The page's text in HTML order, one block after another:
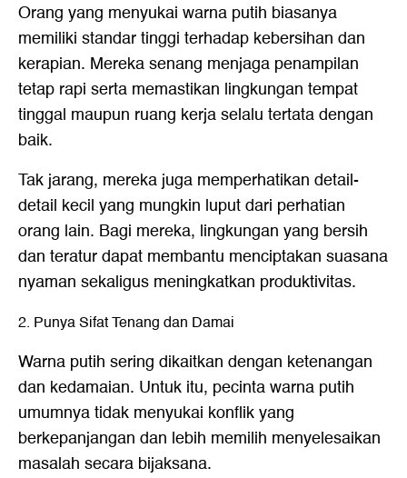
Orang yang menyukai warna putih biasanya
memiliki standar tinggi terhadap kebersihan dan
kerapian. Mereka senang menjaga penampilan
tetap rapi serta memastikan lingkungan tempat
tinggal maupun ruang kerja selalu tertata dengan
baik.
Tak jarang, mereka juga memperhatikan detail-
detail kecil yang mungkin luput dari perhatian
orang lain. Bagi mereka, lingkungan yang bersih
dan teratur dapat membantu menciptakan suasana
nyaman sekaligus meningkatkan produktivitas.
2. Punya Sifat Tenang dan Damai
Warna putih sering dikaitkan dengan ketenangan
dan kedamaian. Untuk itu, pecinta warna putih
umumnya tidak menyukai konflik yang
berkepanjangan dan lebih memilih menyelesaikan
masalah secara bijaksana.